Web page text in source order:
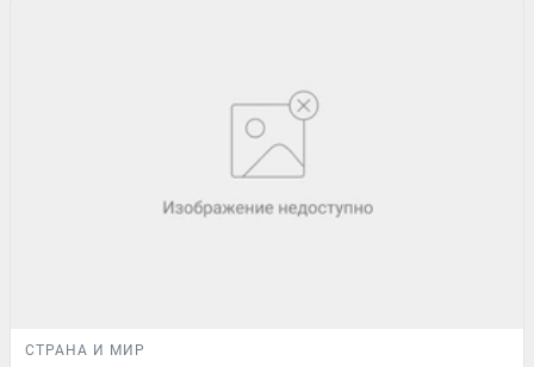
СТРАНА И МИР